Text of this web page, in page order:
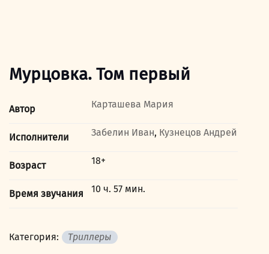
Мурцовка. Том первый
Автор Карташева Мария
Исполнители Забелин Иван, Кузнецов Андрей
Возраст 18+
Время звучания 10 ч. 57 мин.
Категория: Триллеры